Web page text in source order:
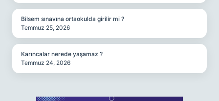
Bilsem sınavına ortaokulda girilir mi ?
Temmuz 25, 2026
Karıncalar nerede yaşamaz ?
Temmuz 24, 2026